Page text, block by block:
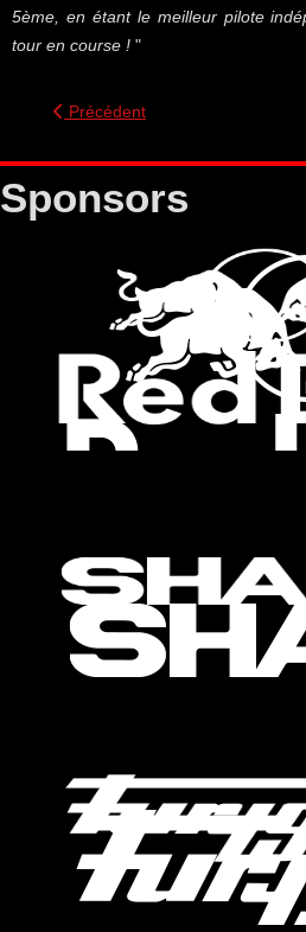
5ème, en étant le meilleur pilote
tour en course ! "
Précédent
Sponsors